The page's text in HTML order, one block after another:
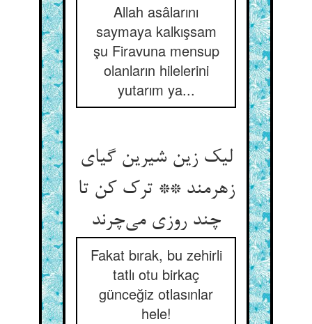
Allah asâlarını
saymaya kalkışsam
şu Firavuna mensup
olanların hilelerini
yutarım ya...
لیک زین شیرین گیای
زهرمند ** ترک کن تا
چند روزی می‌چرند
Fakat bırak, bu zehirli
tatlı otu birkaç
günceğiz otlasınlar
hele!